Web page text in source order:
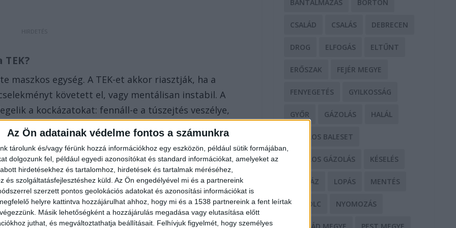
Az Ön adatainak védelme fontos a számunkra
tárolunk és/vagy férünk hozzá információkhoz egy eszközön, például sütik formájában,
dolgozunk fel, például egyedi azonosítókat és standard információkat, amelyeket az
hirdetésekhez és tartalomhoz, hirdetések és tartalmak méréséhez,
és szolgáltatásfejlesztéshez küld. Az Ön engedélyével mi és a partnereink
szerzett pontos geolokációs adatokat és azonosítási információkat is
helyre kattintva hozzájárulhat ahhoz, hogy mi és a 1538 partnereink a fent leírtak
Másik lehetőségként a hozzájárulás megadása vagy elutasítása előtt
juthat, és megváltoztathatja beállításait. Felhívjuk figyelmét, hogy személyes
maszkos egység. A TEK-et akkor riasztják, ha a
követett el, vagy mentálisan instabil. A
a kockázatokat: fennáll-e a túszejtés veszélye,
áldozatok kockázata. A cél minden esetben az
vagy digitális alaprajzon modellezik az
BÁNTALMAZÁS BÖRTÖN
CSALÁD CSALÁS DEBRECEN
DROG ELFOGÁS ELTŰNT
ERŐSZAK FEJÉR MEGYE
FENYEGETÉS GYILKOSSÁG
GYŐR GÁZOLÁS HALÁL
HALÁLOS BALESET
HALÁLOS GÁZOLÁS KÉSELÉS
KÓRHÁZ LOPÁS MENTÉS
MISKOLC NYOMOZÁS